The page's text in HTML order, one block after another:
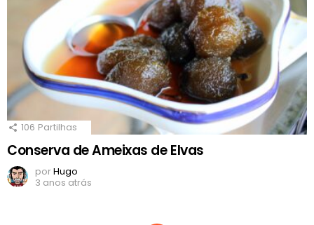
106 Partilhas
Conserva de Ameixas de Elvas
porHugo
3 anos atrás